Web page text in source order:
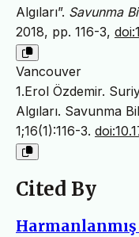
Algıları”. Savunma
2018, pp. 116-3,
Vancouver
1.Erol Özdemir.
Algıları. Savunma
1;16(1):116-3.
Cited By